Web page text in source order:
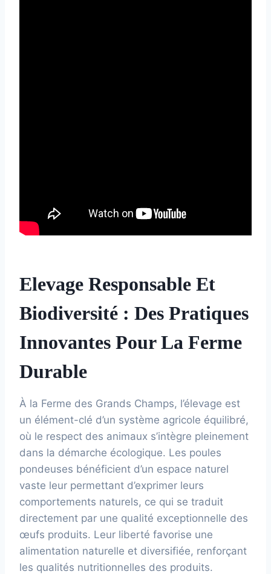
Elevage Responsable Et
Biodiversité : Des Pratiques
Innovantes Pour La Ferme
Durable
À la Ferme des Grands Champs, l’élevage est
un élément-clé d’un système agricole équilibré,
où le respect des animaux s’intègre pleinement
dans la démarche écologique. Les poules
pondeuses bénéficient d’un espace naturel
vaste leur permettant d’exprimer leurs
comportements naturels, ce qui se traduit
directement par une qualité exceptionnelle des
œufs produits. Leur liberté favorise une
alimentation naturelle et diversifiée, renforçant
les qualités nutritionnelles des produits.